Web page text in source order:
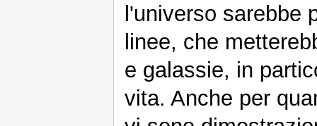
l'universo sarebbe
linee, che
e galassie, in
vita. Anche per